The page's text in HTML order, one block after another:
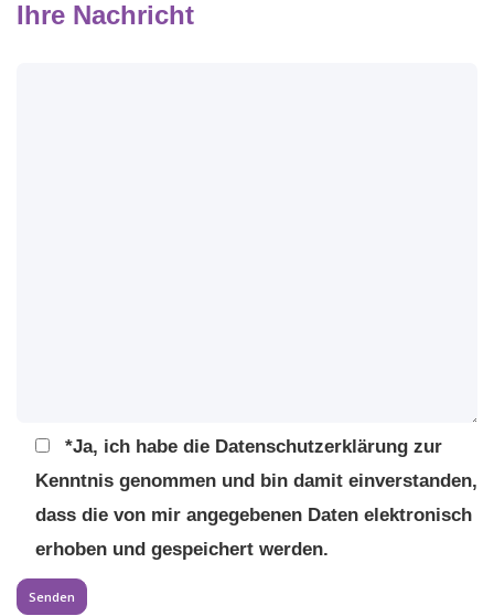
Ihre Nachricht
*Ja, ich habe die Datenschutzerklärung zur
Kenntnis genommen und bin damit einverstanden,
dass die von mir angegebenen Daten elektronisch
erhoben und gespeichert werden.